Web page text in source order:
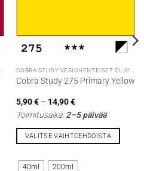
Cobra Study 275 Primary Yellow
5,90€ – 14,90€Hintaluokka:
-
Toimitusaika:2–5 päivää
VALITSE VAIHTOEHDOISTA
tuotteella
40ml 200ml